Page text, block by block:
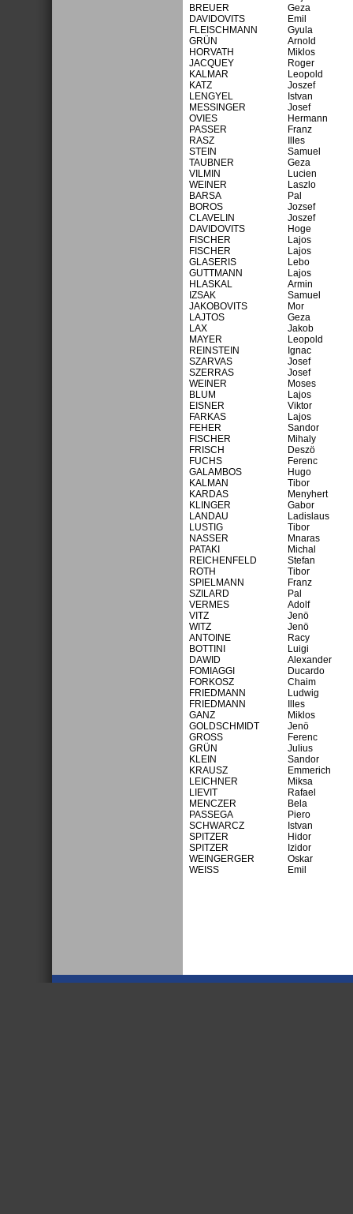
BREUER
Geza
DAVIDOVITS
Emil
FLEISCHMANN
Gyula
GRÜN
Arnold
HORVATH
Miklos
JACQUEY
Roger
KALMAR
Leopold
KATZ
Joszef
LENGYEL
Istvan
MESSINGER
Josef
OVIES
Hermann
PASSER
Franz
RASZ
Illes
STEIN
Samuel
TAUBNER
Geza
VILMIN
Lucien
WEINER
Laszlo
BARSA
Pal
BOROS
Jozsef
CLAVELIN
Joszef
DAVIDOVITS
Hoge
FISCHER
Lajos
FISCHER
Lajos
GLASERIS
Lebo
GUTTMANN
Lajos
HLASKAL
Armin
IZSAK
Samuel
JAKOBOVITS
Mor
LAJTOS
Geza
LAX
Jakob
MAYER
Leopold
REINSTEIN
Ignac
SZARVAS
Josef
SZERRAS
Josef
WEINER
Moses
BLUM
Lajos
EISNER
Viktor
FARKAS
Lajos
FEHER
Sandor
FISCHER
Mihaly
FRISCH
Deszö
FUCHS
Ferenc
GALAMBOS
Hugo
KALMAN
Tibor
KARDAS
Menyhert
KLINGER
Gabor
LANDAU
Ladislaus
LUSTIG
Tibor
NASSER
Mnaras
PATAKI
Michal
REICHENFELD
Stefan
ROTH
Tibor
SPIELMANN
Franz
SZILARD
Pal
VERMES
Adolf
VITZ
Jenö
WITZ
Jenö
ANTOINE
Racy
BOTTINI
Luigi
DAWID
Alexander
FOMIAGGI
Ducardo
FORKOSZ
Chaim
FRIEDMANN
Ludwig
FRIEDMANN
Illes
GANZ
Miklos
GOLDSCHMIDT
Jenö
GROSS
Ferenc
GRÜN
Julius
KLEIN
Sandor
KRAUSZ
Emmerich
LEICHNER
Miksa
LIEVIT
Rafael
MENCZER
Bela
PASSEGA
Piero
SCHWARCZ
Istvan
SPITZER
Hidor
SPITZER
Izidor
WEINGERGER
Oskar
WEISS
Emil